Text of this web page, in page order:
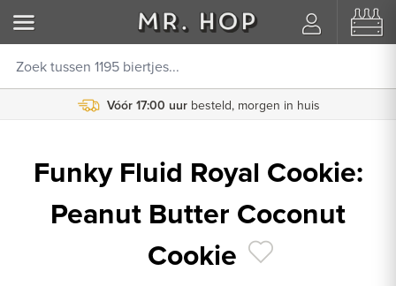
Vóór 17:00 uur besteld, morgen in huis
Funky Fluid Royal Cookie:
Peanut Butter Coconut
Cookie